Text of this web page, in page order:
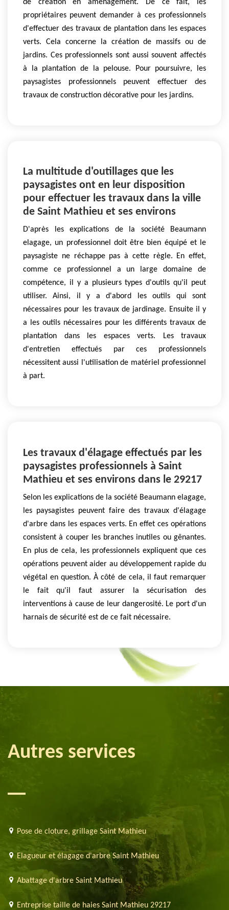
de création en aménagement. De ce fait, les
propriétaires peuvent demander à ces professionnels
d'effectuer des travaux de plantation dans les espaces
verts. Cela concerne la création de massifs ou de
jardins. Ces professionnels sont aussi souvent affectés
à la plantation de la pelouse. Pour poursuivre, les
paysagistes professionnels peuvent effectuer des
travaux de construction décorative pour les jardins.
La multitude d'outillages que les
paysagistes ont en leur disposition
pour effectuer les travaux dans la ville
de Saint Mathieu et ses environs
D'après les explications de la société Beaumann
elagage, un professionnel doit être bien équipé et le
paysagiste ne réchappe pas à cette règle. En effet,
comme ce professionnel a un large domaine de
compétence, il y a plusieurs types d'outils qu'il peut
utiliser. Ainsi, il y a d'abord les outils qui sont
nécessaires pour les travaux de jardinage. Ensuite il y
a les outils nécessaires pour les différents travaux de
plantation dans les espaces verts. Les travaux
d'entretien effectués par ces professionnels
nécessitent aussi l'utilisation de matériel professionnel
à part.
Les travaux d'élagage effectués par les
paysagistes professionnels à Saint
Mathieu et ses environs dans le 29217
Selon les explications de la société Beaumann elagage,
les paysagistes peuvent faire des travaux d'élagage
d'arbre dans les espaces verts. En effet ces opérations
consistent à couper les branches inutiles ou gênantes.
En plus de cela, les professionnels expliquent que ces
opérations peuvent aider au développement rapide du
végétal en question. À côté de cela, il faut remarquer
le fait qu'il faut assurer la sécurisation des
interventions à cause de leur dangerosité. Le port d'un
harnais de sécurité est de ce fait nécessaire.
Autres services
Pose de cloture, grillage Saint Mathieu
Elagueur et élagage d'arbre Saint Mathieu
Abattage d'arbre Saint Mathieu
Entreprise taille de haies Saint Mathieu 29217